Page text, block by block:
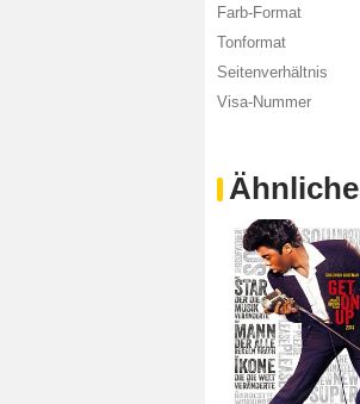
Farb-Format
Tonformat
Seitenverhältnis
Visa-Nummer